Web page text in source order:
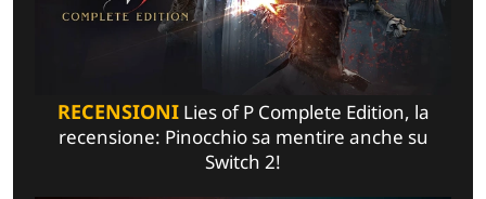
RECENSIONILies of P Complete Edition, la
recensione: Pinocchio sa mentire anche su
Switch 2!